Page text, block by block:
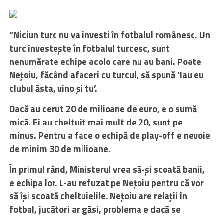
”Niciun turc nu va investiîn fotbalul românesc. Un
turc investeșteîn fotbalul turcesc, sunt
nenumărate echipe acolo care nu au bani. Poate
Nețoiu, făcând afaceri cu turcul, să spună ‘Iau eu
clubul ăsta, vino și tu’.
Dacă au cerut 20 de milioane de euro, e o sumă
mică. Ei au cheltuit mai mult de 20, sunt pe
minus. Pentru a face o echipă de play-off e nevoie
de minim 30 de milioane.
În primul rând, Ministerul vrea să-și scoată banii,
e echipa lor. L-au refuzat pe Nețoiu pentru că vor
săîși scoată cheltuielile. Nețoiu are relațiiîn
fotbal, jucători ar găsi, problema e dacă se